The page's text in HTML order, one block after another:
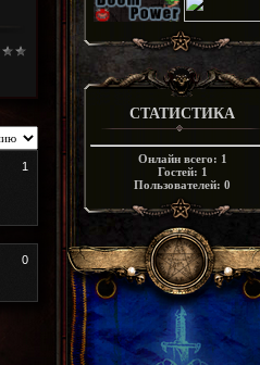
1
0
СТАТИСТИКА
Онлайн всего: 1
Гостей: 1
Пользователей: 0